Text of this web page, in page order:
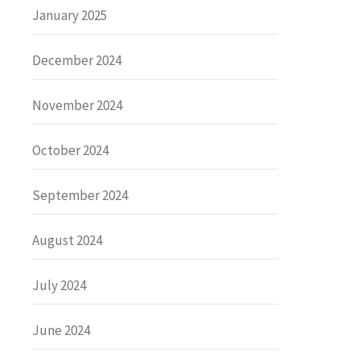
January 2025
December 2024
November 2024
October 2024
September 2024
August 2024
July 2024
June 2024